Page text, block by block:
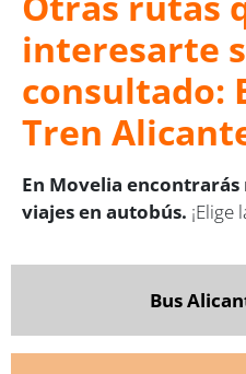
interesarte
consultado:
Tren
En Movelia
viajes en autobús. ¡Elige
Bus